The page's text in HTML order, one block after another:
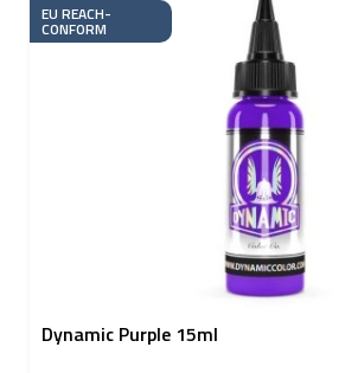
EU REACH-
CONFORM
Dynamic Purple 15ml